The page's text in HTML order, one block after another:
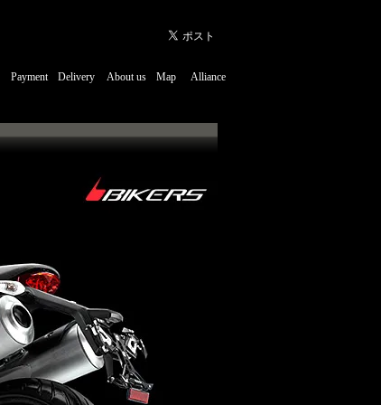
Payment Delivery About us Map Alliance